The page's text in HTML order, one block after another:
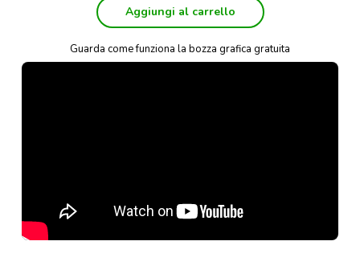
Aggiungi al carrello
Guarda come funziona la bozza grafica gratuita